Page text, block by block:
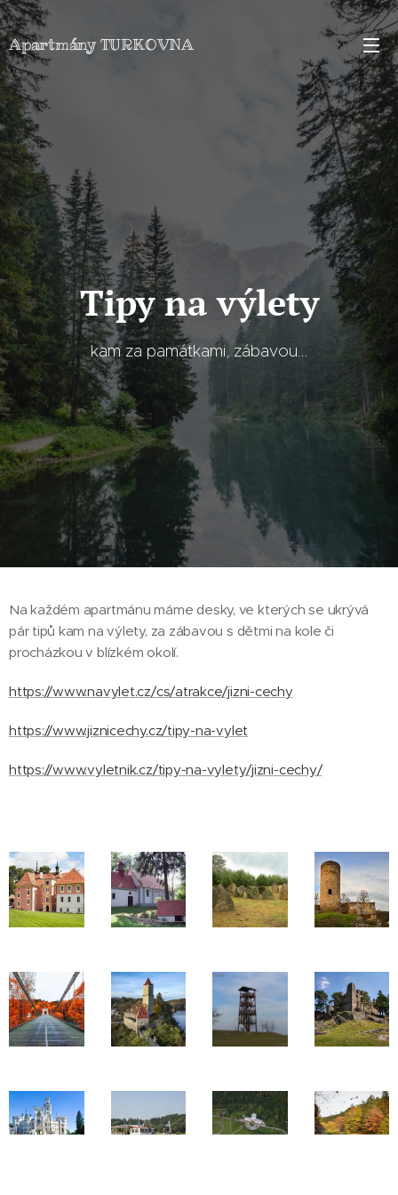
Apartmány TURKOVNA
Tipy na výlety
kam za památkami, zábavou...
Na každém apartmánu máme desky, ve kterých se ukrývá
pár tipů kam na výlety, za zábavou s dětmi na kole či
procházkou v blízkém okolí.
https://www.navylet.cz/cs/atrakce/jizni-cechy
https://www.jiznicechy.cz/tipy-na-vylet
https://www.vyletnik.cz/tipy-na-vylety/jizni-cechy/